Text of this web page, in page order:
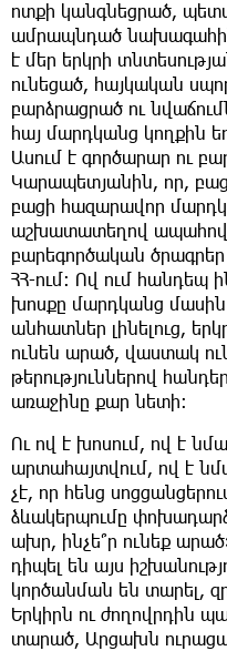
ոտքի կանգնեցրած,
ամրապնդած
է մեր երկրի
ունեցած, հայկական
բարձրացրած ու
հայ մարդկանց կողքին
Ասում է գործարար ու
Կարապետյանին, որ,
բացի հազարավոր
աշխատատեղով
բարեգործական
ՀՀ-ում: Ով ում հանդեպ
խոսքը մարդկանց
անհատներ լինելուց,
ունեն արած, վաստակ
թերություններով
առաջինը քար նետի:
Ու ով է խոսում, ով է
արտահայտվում, ով է
չէ, որ հենց
ձևակերպումը
ախր, ինչե՞ր ունեք
դիպել են այս
կործանման են տարել,
Երկիրն ու ժողովրդին
տարած, Արցախն